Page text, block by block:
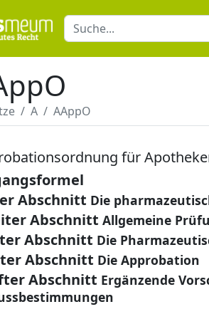
A AAppO
für
Abschnitt Die
Abschnitt Allgemeine
Abschnitt Die
Abschnitt Die Approbation
Abschnitt Ergänzende